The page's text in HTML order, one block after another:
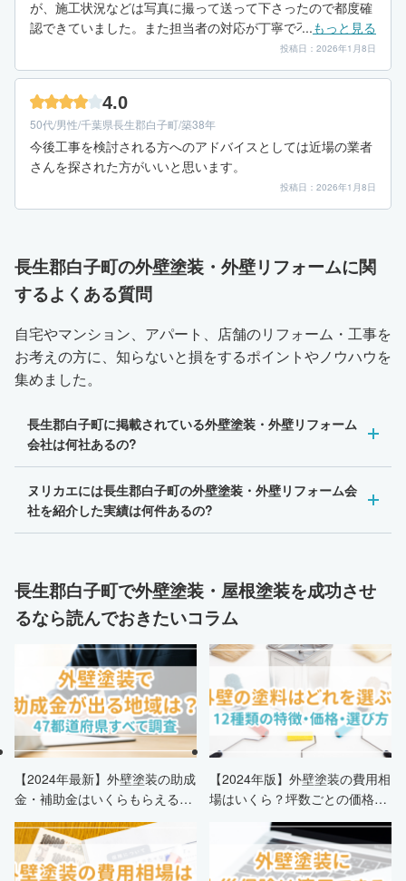
が、施工状況などは写真に撮って送って下さったので都度確
認できていました。また担当者の対応が丁寧で不明点に関し
ても分かりやすく説明いただいたので良かった。おすすめで
きます。
...もっと見る
投稿日：2026年1月8日
4.0
50代/男性/千葉県長生郡白子町/築38年
今後工事を検討される方へのアドバイスとしては近場の業者
さんを探された方がいいと思います。
投稿日：2026年1月8日
長生郡白子町の外壁塗装・外壁リフォームに関
するよくある質問
自宅やマンション、アパート、店舗のリフォーム・工事を
お考えの方に、知らないと損をするポイントやノウハウを
集めました。
長生郡白子町に掲載されている外壁塗装・外壁リフォーム
会社は何社あるの?
ヌリカエには長生郡白子町の外壁塗装・外壁リフォーム会
社を紹介した実績は何件あるの?
長生郡白子町で外壁塗装・屋根塗装を成功させ
るなら読んでおきたいコラム
【2024年最新】外壁塗装の助成
金・補助金はいくらもらえる？
申請条件・市区町村情報・安く
する方法も紹介！
【2024年版】外壁塗装の費用相
場はいくら？坪数ごとの価格も